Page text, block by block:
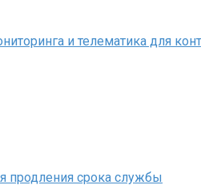
и телематика для
продления срока службы